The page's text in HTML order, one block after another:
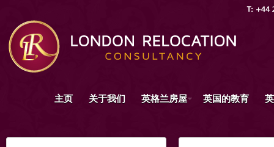
主页 关于我们 英格兰房屋 英国的教育